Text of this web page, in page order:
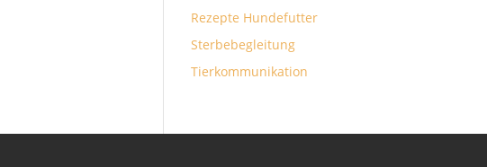
Rezepte Hundefutter
Sterbebegleitung
Tierkommunikation